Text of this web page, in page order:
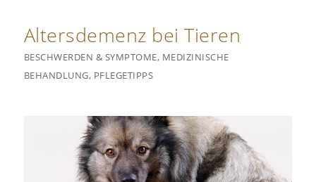
Altersdemenz bei Tieren
BESCHWERDEN & SYMPTOME, MEDIZINISCHE
BEHANDLUNG, PFLEGETIPPS